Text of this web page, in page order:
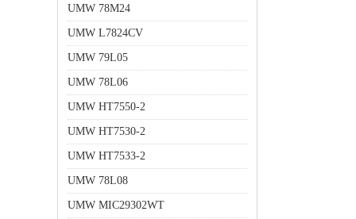
UMW 78M24
UMW L7824CV
UMW 79L05
UMW 78L06
UMW HT7550-2
UMW HT7530-2
UMW HT7533-2
UMW 78L08
UMW MIC29302WT